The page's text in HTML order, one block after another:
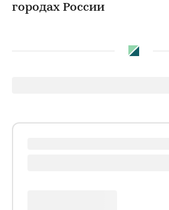
городах России